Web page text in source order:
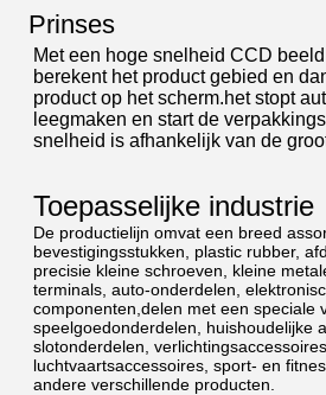
Prinses
Met een hoge snelheid CCD
berekent het product gebied en
product op het scherm.het stopt
leegmaken en start de
snelheid is afhankelijk van de
Toepasselijke industrie
De productielijn omvat een breed
bevestigingsstukken, plastic rubber,
precisie kleine schroeven, kleine
terminals, auto-onderdelen,
componenten,delen met een speciale
speelgoedonderdelen, huishoudelijke
slotonderdelen, verlichtingsaccessoires,
luchtvaartsaccessoires, sport- en
andere verschillende producten.